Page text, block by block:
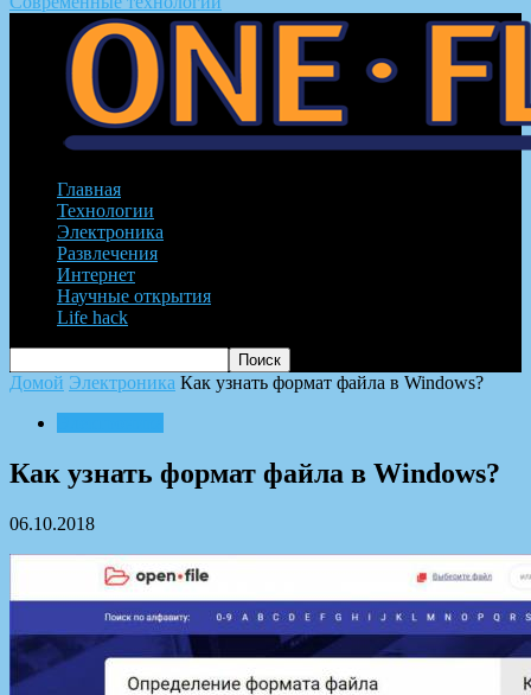
Главная
Технологии
Электроника
Развлечения
Интернет
Научные открытия
Life hack
Домой Электроника Как узнать формат файла в Windows?
Как узнать формат файла в Windows?
06.10.2018